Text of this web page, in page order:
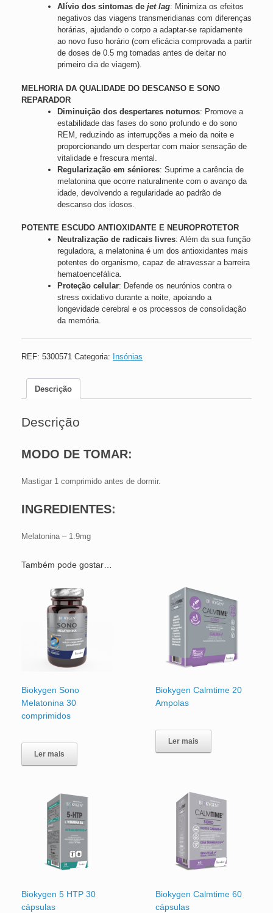
Alívio dos sintomas de jet lag: Minimiza os efeitos
negativos das viagens transmeridianas com diferenças
horárias, ajudando o corpo a adaptar-se rapidamente
ao novo fuso horário (com eficácia comprovada a partir
de doses de 0.5 mg tomadas antes de deitar no
primeiro dia de viagem).
MELHORIA DA QUALIDADE DO DESCANSO E SONO
REPARADOR
Diminuição dos despertares noturnos: Promove a
estabilidade das fases do sono profundo e do sono
REM, reduzindo as interrupções a meio da noite e
proporcionando um despertar com maior sensação de
vitalidade e frescura mental.
Regularização em séniores: Suprime a carência de
melatonina que ocorre naturalmente com o avanço da
idade, devolvendo a regularidade ao padrão de
descanso dos idosos.
POTENTE ESCUDO ANTIOXIDANTE E NEUROPROTETOR
Neutralização de radicais livres: Além da sua função
reguladora, a melatonina é um dos antioxidantes mais
potentes do organismo, capaz de atravessar a barreira
hematoencefálica.
Proteção celular: Defende os neurónios contra o
stress oxidativo durante a noite, apoiando a
longevidade cerebral e os processos de consolidação
da memória.
REF: 5300571 Categoria: Insónias
Descrição
Descrição
MODO DE TOMAR:
Mastigar 1 comprimido antes de dormir.
INGREDIENTES:
Melatonina – 1.9mg
Também pode gostar…
Biokygen Sono
Melatonina 30
comprimidos
Ler mais
Biokygen Calmtime 20
Ampolas
Ler mais
Biokygen 5 HTP 30
cápsulas
Biokygen Calmtime 60
cápsulas